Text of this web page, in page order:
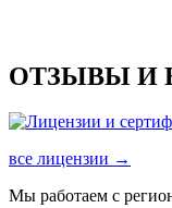
ОТЗЫВЫ И
все лицензии →
Мы работаем с